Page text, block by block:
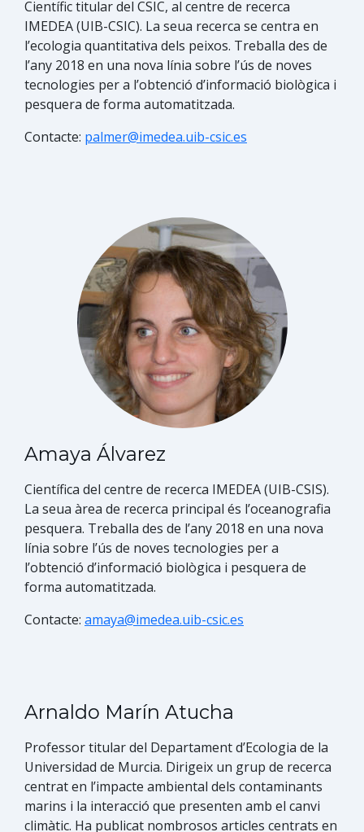
Científi​c titular del CSIC, al centre de recerca
IMEDEA (UIB-CSIC). La seua recerca se centra en
l’ecologia quantitativa dels peixos. Treballa des de
l’any 2018 en una nova línia sobre l’ús de noves
tecnologies per a l’obtenció d’informació biològica i
pesquera de forma automatitzada.​
Contacte: palmer@imedea.uib-csic.es
Amaya Álvarez
Científic​a del centre de recerca IMEDEA (UIB-CSIS).
La seua àrea de recerca principal és l’oceanografia
pesquera. Treballa des de l’any 2018 en una nova
línia sobre l’ús de noves tecnologies per a
l’obtenció d’informació biològica i pesquera de
forma automatitzada.​
Contacte: amaya@imedea.uib-csic.es
Arnaldo Marín Atucha
Professor titular del Departament d’Ecologia de la
Universidad de Murcia. Dirigeix un grup de recerca
centrat en l’impacte ambiental dels contaminants
marins i la interacció que presenten amb el canvi
climàtic. Ha publicat nombrosos articles centrats en